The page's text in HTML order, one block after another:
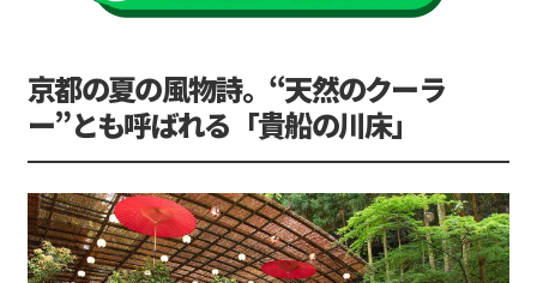
京都の夏の風物詩。“天然のクーラ
ー”とも呼ばれる「貴船の川床」